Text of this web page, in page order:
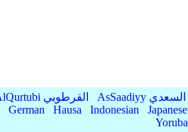
AlQurtubi القرطوبي AsSaadiyy السعدي
German Hausa Indonesian Japanese
Yoruba